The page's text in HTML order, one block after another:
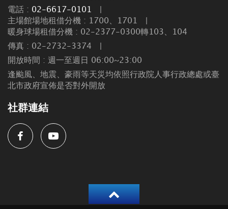
電話 : 02-6617-0101
主場館場地租借分機 : 1700、1701
暖身球場租借分機 : 02-2377-0300轉103、104
傳真 : 02-2732-3374
開放時間 : 週一至週日 06:00~23:00
逢颱風、地震、豪雨等天災均依照行政院人事行政總處或臺
北市政府宣佈是否對外開放
社群連結
FacebookYoutube
返